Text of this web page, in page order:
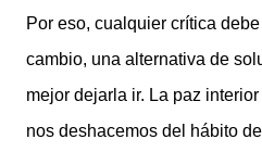
Por eso, cualquier crítica
cambio, una alternativa de
mejor dejarla ir. La paz
nos deshacemos del hábito